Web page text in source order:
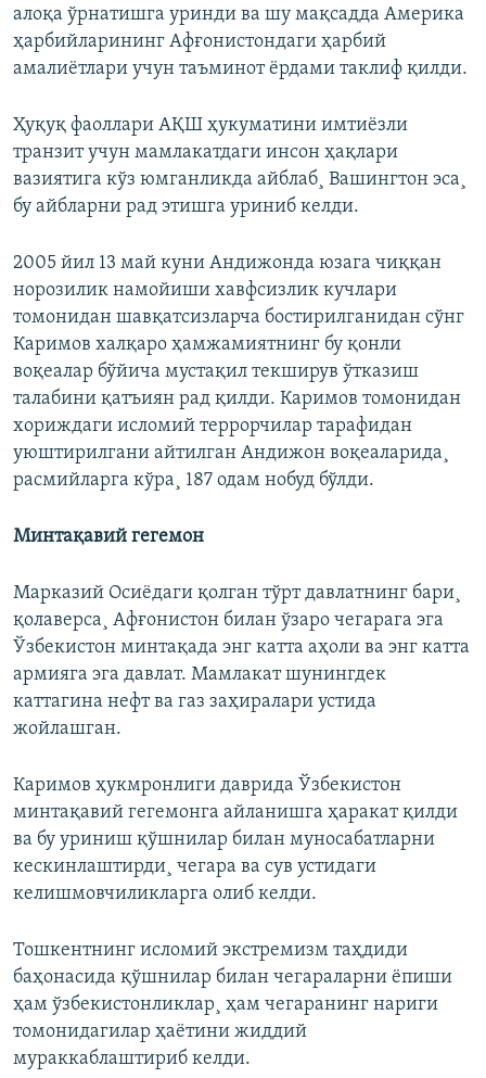
алоқа ўрнатишга уринди ва шу мақсадда Америка
ҳарбийларининг Афғонистондаги ҳарбий
амалиëтлари учун таъминот ëрдами таклиф қилди.
Ҳуқуқ фаоллари АҚШ ҳукуматини имтиëзли
транзит учун мамлакатдаги инсон ҳақлари
вазиятига кўз юмганликда айблаб¸ Вашингтон эса¸
бу айбларни рад этишга уриниб келди.
2005 йил 13 май куни Андижонда юзага чиққан
норозилик намойиши хавфсизлик кучлари
томонидан шавқатсизларча бостирилганидан сўнг
Каримов халқаро ҳамжамиятнинг бу қонли
воқеалар бўйича мустақил текширув ўтказиш
талабини қатъиян рад қилди. Каримов томонидан
хориждаги исломий террорчилар тарафидан
уюштирилгани айтилган Андижон воқеаларида¸
расмийларга кўра¸ 187 одам нобуд бўлди.
Минтақавий гегемон
Марказий Осиëдаги қолган тўрт давлатнинг бари¸
қолаверса¸ Афғонистон билан ўзаро чегарага эга
Ўзбекистон минтақада энг катта аҳоли ва энг катта
армияга эга давлат. Мамлакат шунингдек
каттагина нефт ва газ заҳиралари устида
жойлашган.
Каримов ҳукмронлиги даврида Ўзбекистон
минтақавий гегемонга айланишга ҳаракат қилди
ва бу уриниш қўшнилар билан муносабатларни
кескинлаштирди¸ чегара ва сув устидаги
келишмовчиликларга олиб келди.
Тошкентнинг исломий экстремизм таҳдиди
баҳонасида қўшнилар билан чегараларни ëпиши
ҳам ўзбекистонликлар¸ ҳам чегаранинг нариги
томонидагилар ҳаëтини жиддий
мураккаблаштириб келди.